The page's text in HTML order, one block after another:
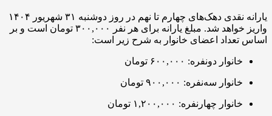
یارانه نقدی دهک‌های چهارم تا نهم در روز دوشنبه ۳۱ شهریور ۱۴۰۴
واریز خواهد شد. مبلغ یارانه برای هر نفر ۳۰۰,۰۰۰ تومان است و بر
اساس تعداد اعضای خانوار به شرح زیر است:
خانوار دو‌نفره: ۶۰۰,۰۰۰ تومان
خانوار سه‌نفره: ۹۰۰,۰۰۰ تومان
خانوار چهارنفره: ۱,۲۰۰,۰۰۰ تومان